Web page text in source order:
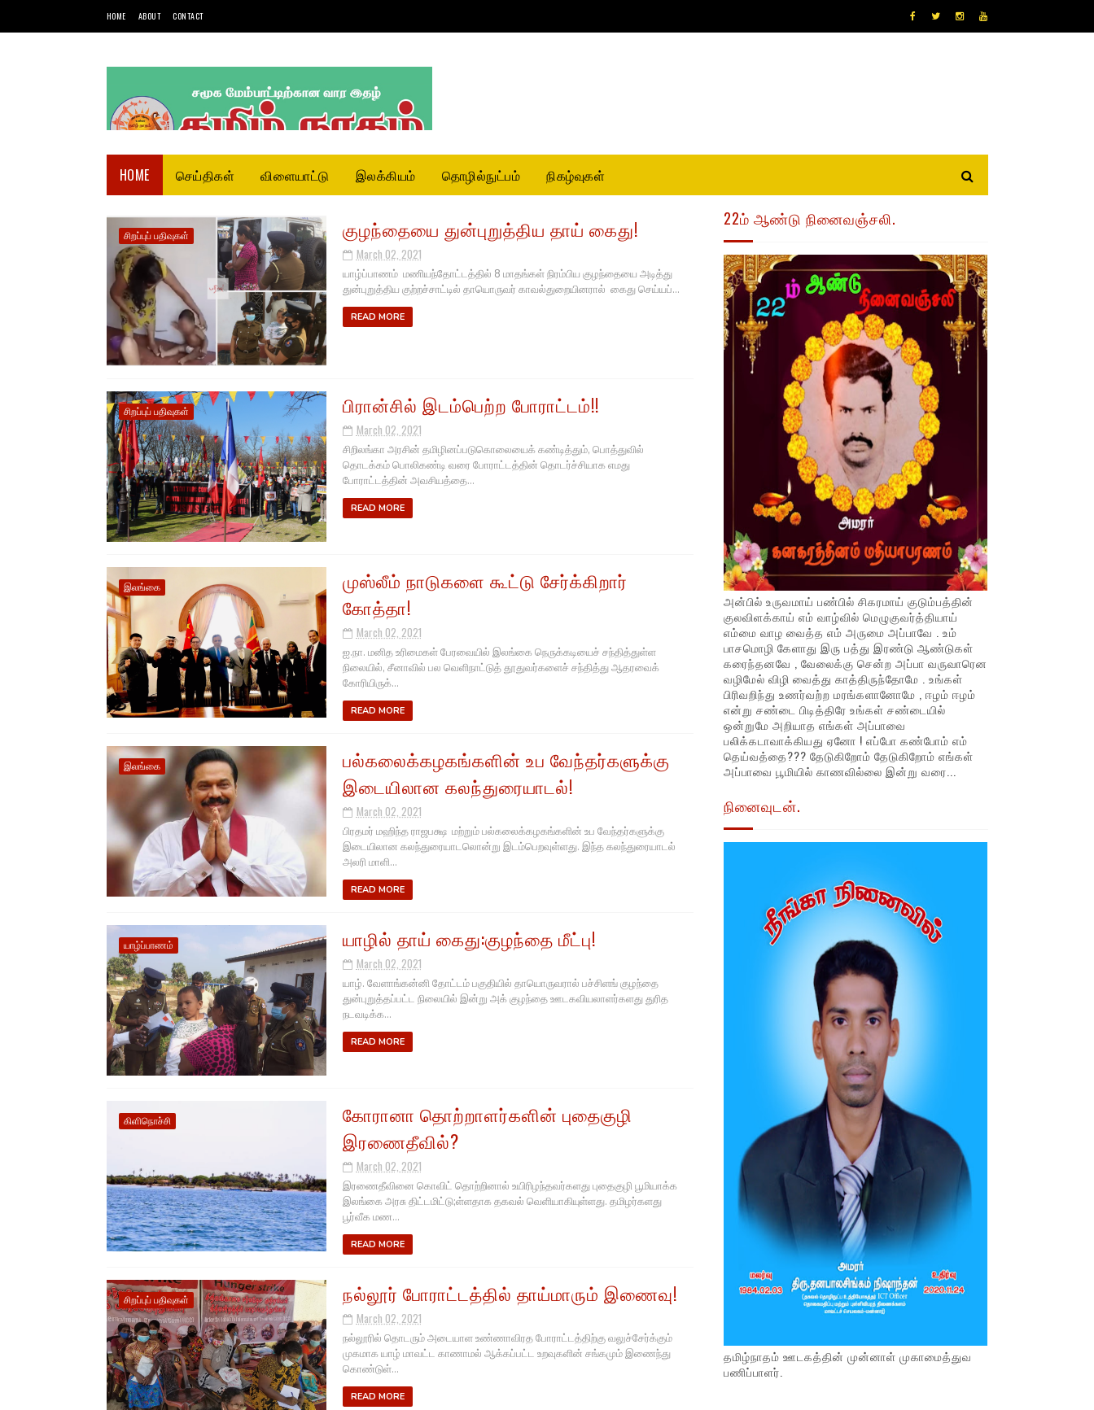
HOME ABOUT CONTACT
HOME செய்திகள் விளையாட்டு இலக்கியம் தொழில்நுட்பம் நிகழ்வுகள்
சிறப்புப் பதிவுகள் குழந்தையை துன்புறுத்திய தாய் கைது!
March 02, 2021
யாழ்ப்பாணம் மணியந்தோட்டத்தில் 8 மாதங்கள் நிரம்பிய குழந்தையை அடித்து
துன்புறுத்திய குற்றச்சாட்டில் தாயொருவர் காவல்துறையினரால் கைது செய்யப்...
READ MORE
சிறப்புப் பதிவுகள் பிரான்சில் இடம்பெற்ற போராட்டம்!!
March 02, 2021
சிறிலங்கா அரசின் தமிழினப்படுகொலையைக் கண்டித்தும், பொத்துவில்
தொடக்கம் பொலிகண்டி வரை போராட்டத்தின் தொடர்ச்சியாக எமது
போராட்டத்தின் அவசியத்தை...
READ MORE
இலங்கை
முஸ்லீம் நாடுகளை கூட்டு சேர்க்கிறார்
கோத்தா!
March 02, 2021
ஐ.நா. மனித உரிமைகள் பேரவையில் இலங்கை நெருக்கடியைச் சந்தித்துள்ள
நிலையில், சீனாவில் பல வெளிநாட்டுத் தூதுவர்களைச் சந்தித்து ஆதரவைக்
கோரியிருக்...
READ MORE
இலங்கை
பல்கலைக்கழகங்களின் உப வேந்தர்களுக்கு
இடையிலான கலந்துரையாடல்!
March 02, 2021
பிரதமர் மஹிந்த ராஜபக்ஷ மற்றும் பல்கலைக்கழகங்களின் உப வேந்தர்களுக்கு
இடையிலான கலந்துரையாடலொன்று இடம்பெறவுள்ளது. இந்த கலந்துரையாடல்
அலரி மாளி...
READ MORE
யாழ்ப்பாணம் யாழில் தாய் கைது:குழந்தை மீட்பு!
March 02, 2021
யாழ். வேளாங்கன்னி தோட்டம் பகுதியில் தாயொருவரால் பச்சிளங் குழந்தை
துன்புறுத்தப்பட்ட நிலையில் இன்று அக் குழந்தை ஊடகவியலாளர்களது துரித
நடவடிக்க...
READ MORE
கிளிநொச்சி
கோரானா தொற்றாளர்களின் புதைகுழி
இரணைதீவில்?
March 02, 2021
இரணைதீவினை கொவிட் தொற்றினால் உயிரிழந்தவர்களது புதைகுழி பூமியாக்க
இலங்கை அரசு திட்டமிட்டு;ள்ளதாக தகவல் வெளியாகியுள்ளது. தமிழர்களது
பூர்வீக மண...
READ MORE
சிறப்புப் பதிவுகள் நல்லூர் போராட்டத்தில் தாய்மாரும் இணைவு!
March 02, 2021
நல்லூரில் தொடரும் அடையாள உண்ணாவிரத போராட்டத்திற்கு வலுச்சேர்க்கும்
முகமாக யாழ் மாவட்ட காணாமல் ஆக்கப்பட்ட உறவுகளின் சங்கமும் இணைந்து
கொண்டுள்...
READ MORE
22ம் ஆண்டு நினைவஞ்சலி.
அன்பில் உருவமாய் பண்பில் சிகரமாய் குடும்பத்தின்
குலவிளக்காய் எம் வாழ்வில் மெழுகுவர்த்தியாய்
எம்மை வாழ வைத்த எம் அருமை அப்பாவே . உம்
பாசமொழி கேளாது இரு பத்து இரண்டு ஆண்டுகள்
கரைந்தனவே , வேலைக்கு சென்ற அப்பா வருவாரென
வழிமேல் விழி வைத்து காத்திருந்தோமே . உங்கள்
பிரிவறிந்து உணர்வற்ற மரங்களானோமே , ஈழம் ஈழம்
என்று சண்டை பிடித்திரே உங்கள் சண்டையில்
ஒன்றுமே அறியாத எங்கள் அப்பாவை
பலிக்கடாவாக்கியது ஏனோ ! எப்போ கண்போம் எம்
தெய்வத்தை??? தேடுகிறோம் தேடுகிறோம் எங்கள்
அப்பாவை பூமியில் காணவில்லை இன்று வரை...
நினைவுடன்.
தமிழ்நாதம் ஊடகத்தின் முன்னாள் முகாமைத்துவ
பணிப்பாளர்.